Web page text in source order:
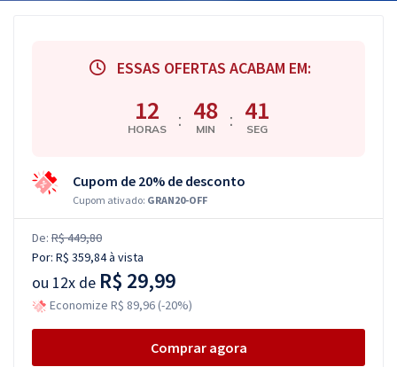
ESSAS OFERTAS ACABAM EM:
12
HORAS : 48
MIN : 40
SEG
Cupom de 20% de desconto
Cupom ativado: GRAN20-OFF
De: R$ 449,80
Por: R$ 359,84à vista
ou 12x de R$ 29,99
Economize R$ 89,96 (-20%)
Comprar agora